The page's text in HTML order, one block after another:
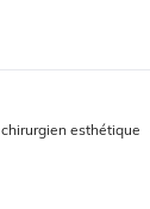
chirurgien esthétique